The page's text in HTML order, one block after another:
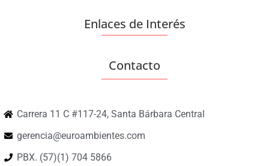
Enlaces de Interés
Contacto
Carrera 11 C #117-24, Santa Bárbara Central
gerencia@euroambientes.com
PBX. (57)(1) 704 5866